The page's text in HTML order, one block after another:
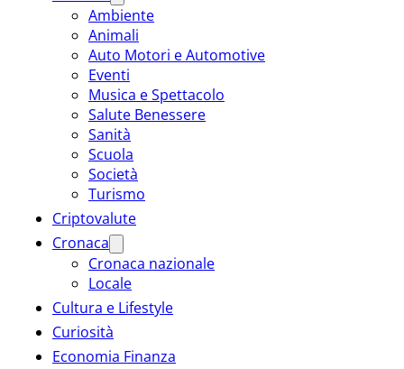
Ambiente
Animali
Auto Motori e Automotive
Eventi
Musica e Spettacolo
Salute Benessere
Sanità
Scuola
Società
Turismo
Criptovalute
Cronaca
Cronaca nazionale
Locale
Cultura e Lifestyle
Curiosità
Economia Finanza